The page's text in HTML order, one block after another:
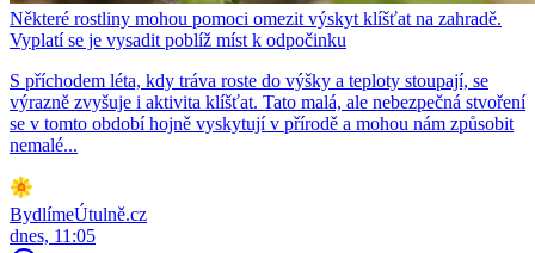
Některé rostliny mohou pomoci omezit výskyt klíšťat na zahradě.
Vyplatí se je vysadit poblíž míst k odpočinku
S příchodem léta, kdy tráva roste do výšky a teploty stoupají, se
výrazně zvyšuje i aktivita klíšťat. Tato malá, ale nebezpečná stvoření
se v tomto období hojně vyskytují v přírodě a mohou nám způsobit
nemalé...
BydlímeÚtulně.cz
dnes, 11:05